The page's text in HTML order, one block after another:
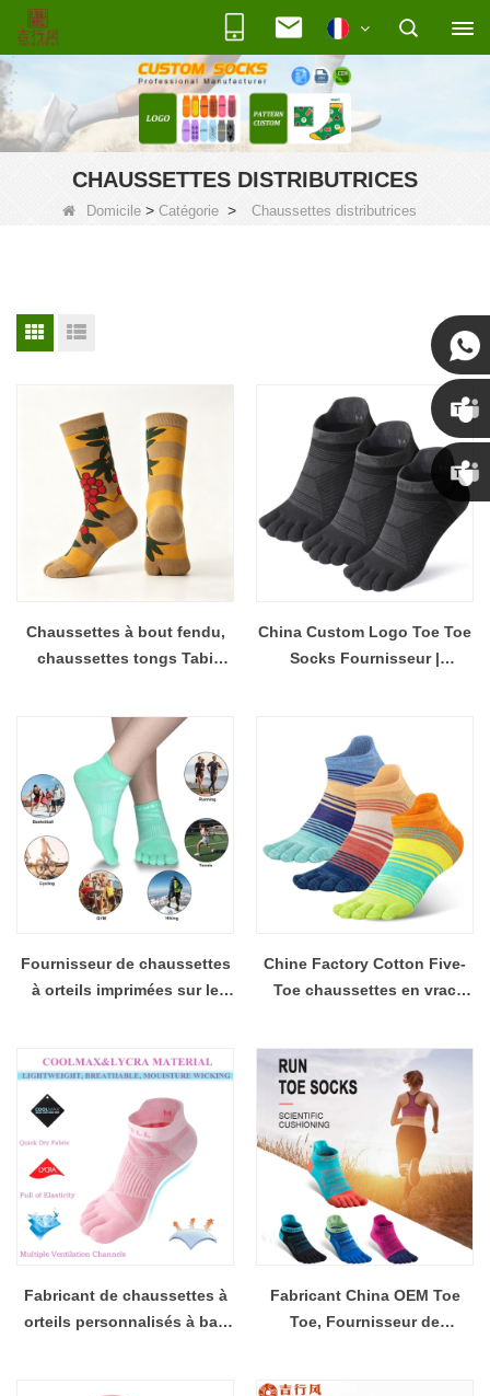
CHAUSSETTES DISTRIBUTRICES
Domicile > Catégorie > Chaussettes distributrices
Chaussettes à bout fendu,
chaussettes tongs Tabi
pantoufles de style japonais,
unisexes pour hommes et
femmes
China Custom Logo Toe Toe
Socks Fournisseur |
Fournisseur de chaussettes
à orteils imprimées sur le
Chine Factory Cotton Five-
Toe chaussettes en vrac
Fabricant de chaussettes à
orteils personnalisés à bas
Fabricant China OEM Toe
Toe, Fournisseur de
Susan
Linda